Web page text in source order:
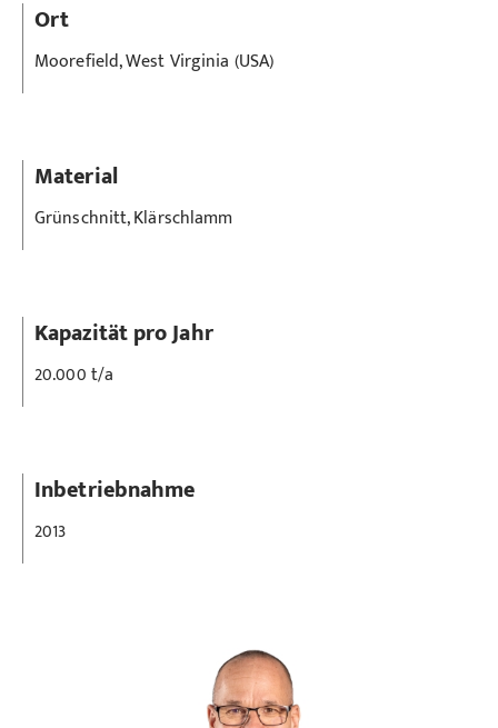
Ort
Moorefield, West Virginia (USA)
Material
Grünschnitt, Klärschlamm
Kapazität pro Jahr
20.000 t/a
Inbetriebnahme
2013